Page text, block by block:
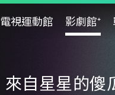
電視運動館 影劇館⁺
來自星星的傻